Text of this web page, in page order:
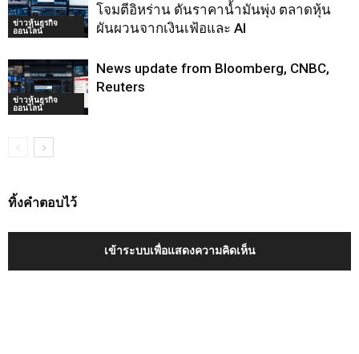
ข่าวหุ้นธุรกิจ
ออนไลน์
โจมตีอิหร่าน ดันราคาน้ำมันพุ่ง ตลาดหุ้น
ผันผวนจากเงินเฟ้อและ AI
ข่าวหุ้นธุรกิจ
ออนไลน์
News update from Bloomberg, CNBC,
Reuters
ทิ้งคำตอบไว้
เข้าระบบเพื่อแสดงความคิดเห็น